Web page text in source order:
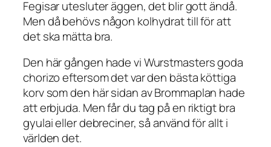
Fegisar utesluter äggen, det blir gott ändå.
Men då behövs någon kolhydrat till för att
det ska mätta bra.
Den här gången hade vi Wurstmasters goda
chorizo eftersom det var den bästa köttiga
korv som den här sidan av Brommaplan hade
att erbjuda. Men får du tag på en riktigt bra
gyulai eller debreciner, så använd för allt i
världen det.